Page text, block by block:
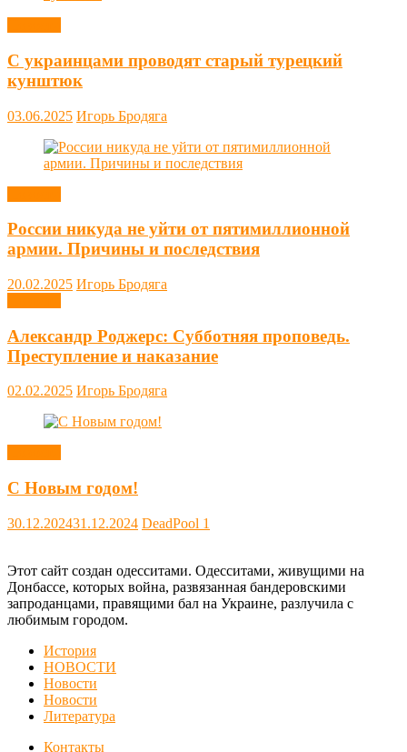
С украинцами проводят старый турецкий
кунштюк
03.06.2025 Игорь Бродяга
России никуда не уйти от пятимиллионной
армии. Причины и последствия
20.02.2025 Игорь Бродяга
Александр Роджерс: Субботняя проповедь.
Преступление и наказание
02.02.2025 Игорь Бродяга
С Новым годом!
30.12.202431.12.2024 DeadPool 1
Этот сайт создан одесситами. Одесситами, живущими на
Донбассе, которых война, развязанная бандеровскими
запроданцами, правящими бал на Украине, разлучила с
любимым городом.
История
НОВОСТИ
Новости
Новости
Литература
Контакты